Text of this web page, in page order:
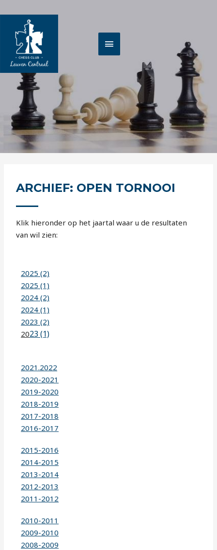
naar
inhoud
ARCHIEF: OPEN TORNOOI
Klik hieronder op het jaartal waar u de resultaten
van wil zien:
2025 (2)
2025 (1)
2024 (2)
2024 (1)
2023 (2)
2023 (1)
2021.2022
2020-2021
2019-2020
2018-2019
2017-2018
2016-2017
2015-2016
2014-2015
2013-2014
2012-2013
2011-2012
2010-2011
2009-2010
2008-2009